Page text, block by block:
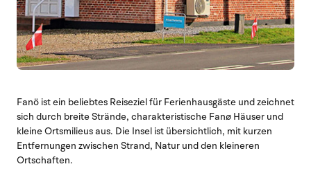
Fanö ist ein beliebtes Reiseziel für Ferienhausgäste und zeichnet
sich durch breite Strände, charakteristische Fanø Häuser und
kleine Ortsmilieus aus. Die Insel ist übersichtlich, mit kurzen
Entfernungen zwischen Strand, Natur und den kleineren
Ortschaften.